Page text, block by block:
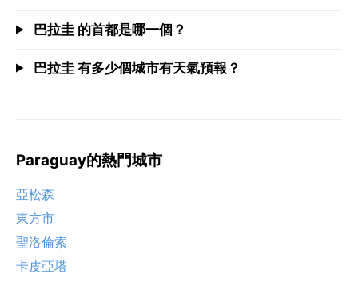
巴拉圭 的首都是哪一個？
巴拉圭 有多少個城市有天氣預報？
Paraguay的熱門城市
亞松森
東方市
聖洛倫索
卡皮亞塔